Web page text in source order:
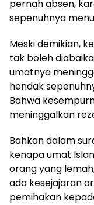
pernah absen,
sepenuhnya
Meski demikian,
tak boleh
umatnya
hendak
Bahwa
meninggalkan
Bahkan dalam
kenapa umat
orang yang
ada kesejajaran
pemihakan